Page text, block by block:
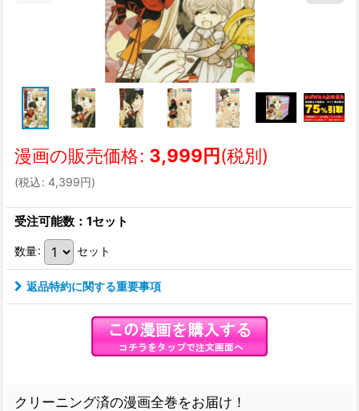
漫画の販売価格: 3,999円(税別)
(税込: 4,399円)
受注可能数：1セット
数量: セット
返品特約に関する重要事項
クリーニング済の漫画全巻をお届け！